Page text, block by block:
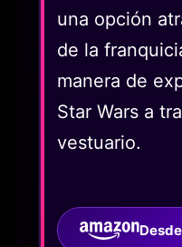
una opción
de la
manera de
Star Wars a
vestuario.